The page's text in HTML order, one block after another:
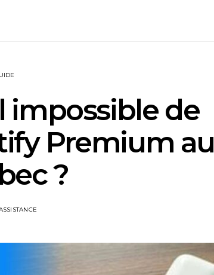
impossible de
Premium au
?